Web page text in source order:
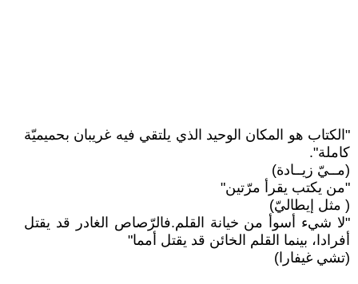
"الكتاب هو المكان الوحيد الذي يلتقي فيه غريبان بحميميّة
كاملة".
(مــيّ زيــادة)
"من يكتب يقرأ مرّتين"
( مثل إيطاليّ)
"لا شيء أسوأ من خيانة القلم.فالرّصاص الغادر قد يقتل
أفرادا، بينما القلم الخائن قد يقتل أمما"
(تشي غيفارا)